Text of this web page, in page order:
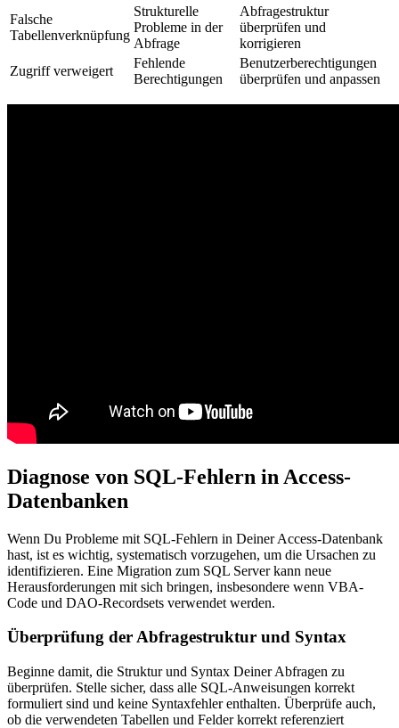
Falsche
Tabellenverknüpfung
Strukturelle
Probleme in der
Abfrage
Abfragestruktur
überprüfen und
korrigieren
Zugriff verweigert
Fehlende
Berechtigungen
Benutzerberechtigungen
überprüfen und anpassen
Diagnose von SQL-Fehlern in Access-
Datenbanken
Wenn Du Probleme mit SQL-Fehlern in Deiner Access-Datenbank
hast, ist es wichtig, systematisch vorzugehen, um die Ursachen zu
identifizieren. Eine Migration zum SQL Server kann neue
Herausforderungen mit sich bringen, insbesondere wenn VBA-
Code und DAO-Recordsets verwendet werden.
Überprüfung der Abfragestruktur und Syntax
Beginne damit, die Struktur und Syntax Deiner Abfragen zu
überprüfen. Stelle sicher, dass alle SQL-Anweisungen korrekt
formuliert sind und keine Syntaxfehler enthalten. Überprüfe auch,
ob die verwendeten Tabellen und Felder korrekt referenziert